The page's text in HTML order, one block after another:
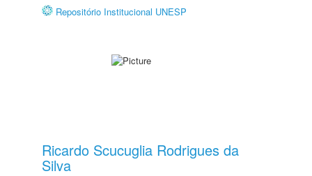
Repositório Institucional UNESP
Ricardo Scucuglia Rodrigues da
Silva